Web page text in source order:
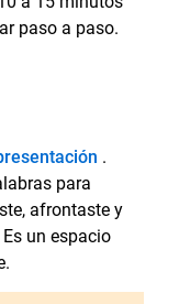
paso a paso.
.
para
afrontaste y
un espacio